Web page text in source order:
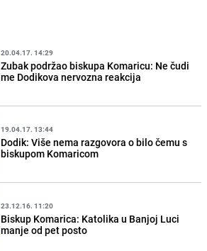
20.04.17. 14:29
Zubak podržao biskupa Komaricu: Ne čudi
me Dodikova nervozna reakcija
19.04.17. 13:44
Dodik: Više nema razgovora o bilo čemu s
biskupom Komaricom
23.12.16. 11:20
Biskup Komarica: Katolika u Banjoj Luci
manje od pet posto